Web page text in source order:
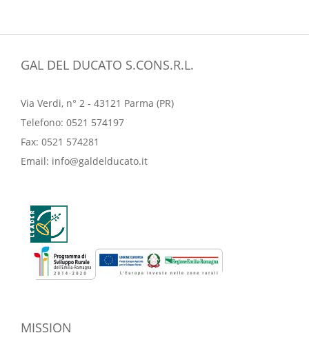
GAL DEL DUCATO S.CONS.R.L.
Via Verdi, n° 2 - 43121 Parma (PR)
Telefono: 0521 574197
Fax: 0521 574281
Email: info@galdelducato.it
MISSION